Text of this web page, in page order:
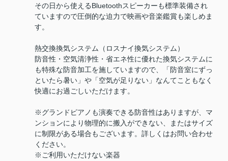
その日から使えるBluetoothスピーカーも標準装備され
ていますので圧倒的な迫力で映画や音楽鑑賞も楽しめま
す。
熱交換換気システム（ロスナイ換気システム）
防音性・空気清浄性・省エネ性に優れた換気システムに
も特殊な防音加工を施していますので、「防音室にずっ
といたら暑い」や「空気が足りない」なんてこともなく
快適にお過ごしいただけます。
※グランドピアノも演奏できる防音性はありますが、マ
ンションにより物理的に搬入ができない、またはサイズ
に制限がある場合もございます。詳しくはお問い合わせ
ください。
※ご利用いただけない楽器